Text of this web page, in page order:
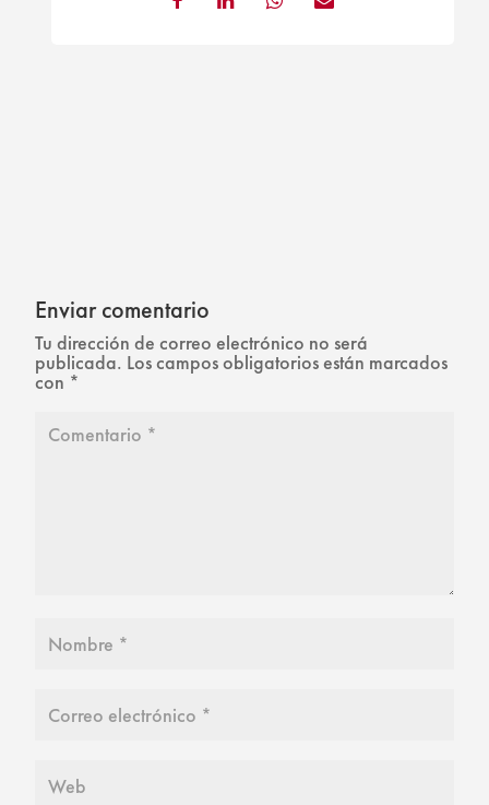
Enviar comentario
Tu dirección de correo electrónico no será
publicada. Los campos obligatorios están marcados
con *